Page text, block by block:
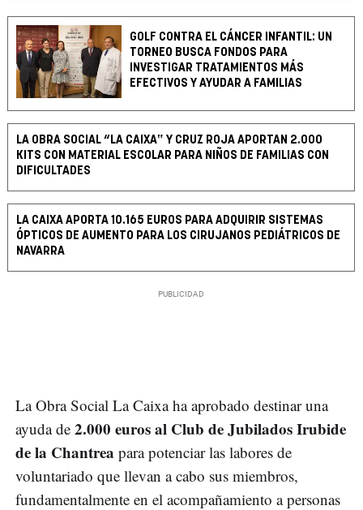
GOLF CONTRA EL CÁNCER INFANTIL: UN
TORNEO BUSCA FONDOS PARA
INVESTIGAR TRATAMIENTOS MÁS
EFECTIVOS Y AYUDAR A FAMILIAS
LA OBRA SOCIAL “LA CAIXA‟ Y CRUZ ROJA APORTAN 2.000
KITS CON MATERIAL ESCOLAR PARA NIÑOS DE FAMILIAS CON
DIFICULTADES
LA CAIXA APORTA 10.165 EUROS PARA ADQUIRIR SISTEMAS
ÓPTICOS DE AUMENTO PARA LOS CIRUJANOS PEDIÁTRICOS DE
NAVARRA
La Obra Social La Caixa ha aprobado destinar una
ayuda de 2.000 euros al Club de Jubilados Irubide
de la Chantrea para potenciar las labores de
voluntariado que llevan a cabo sus miembros,
fundamentalmente en el acompañamiento a personas